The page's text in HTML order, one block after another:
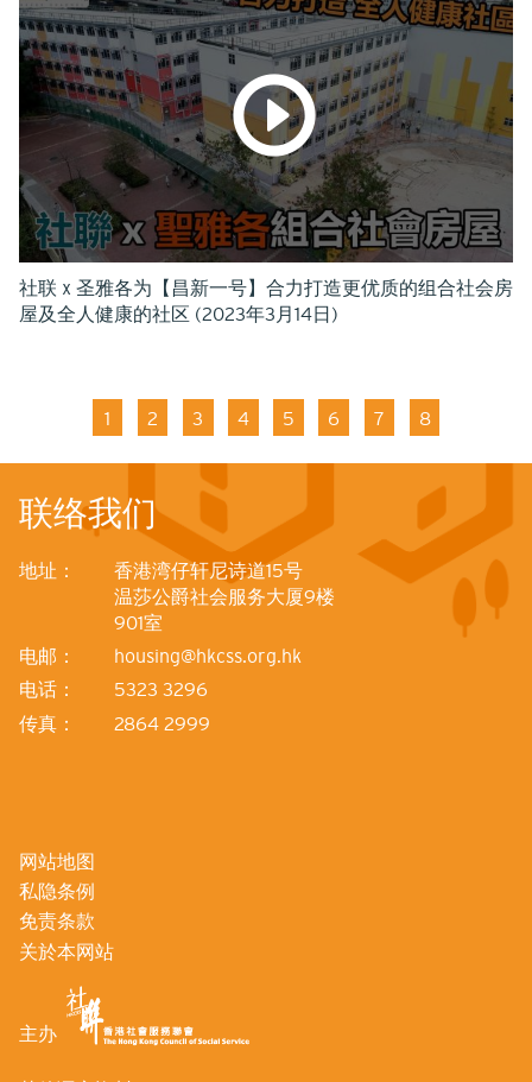
社联 x 圣雅各为【昌新一号】合力打造更优质的组合社会房
屋及全人健康的社区 (2023年3月14日)
当
页
1
页
2
页
3
页
4
页
5
页
6
页
7
页
8
联络我们
地址：
香港湾仔轩尼诗道15号
温莎公爵社会服务大厦9楼
901室
电邮：
housing@hkcss.org.hk
电话：
5323 3296
传真：
2864 2999
网站地图
私隐条例
免责条款
关於本网站
主办